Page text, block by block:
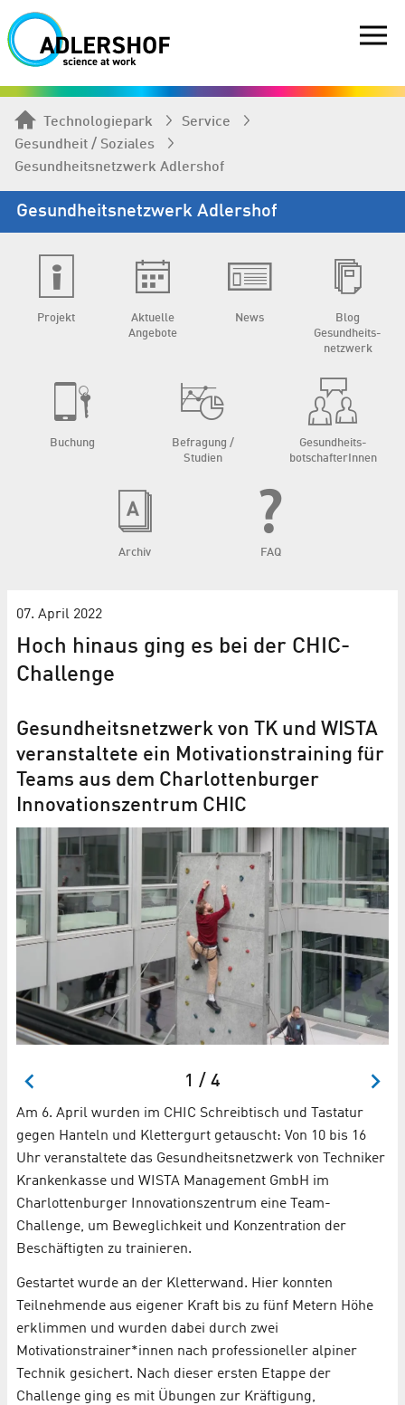
Technologiepark
Service
Gesundheit / Soziales
Gesundheits­netzwerk Adlershof
Gesundheits­netzwerk Adlershof
Projekt
Aktuelle
Angebote
News
Blog
Gesundheits­
netzwerk
Buchung
Befragung /
Studien
Gesundheits­
botschafterInnen
Archiv FAQ
07. April 2022
Hoch hinaus ging es bei der CHIC-
Challenge
Gesundheitsnetzwerk von TK und WISTA
veranstaltete ein Motivationstraining für
Teams aus dem Charlottenburger
Innovationszentrum CHIC
1 / 4
Am 6. April wurden im CHIC Schreibtisch und Tastatur
gegen Hanteln und Klettergurt getauscht: Von 10 bis 16
Uhr veranstaltete das Gesundheitsnetzwerk von Techniker
Krankenkasse und WISTA Management GmbH im
Charlottenburger Innovationszentrum eine Team-
Challenge, um Beweglichkeit und Konzentration der
Beschäftigten zu trainieren.
Gestartet wurde an der Kletterwand. Hier konnten
Teilnehmende aus eigener Kraft bis zu fünf Metern Höhe
erklimmen und wurden dabei durch zwei
Motivationstrainer*innen nach professioneller alpiner
Technik gesichert. Nach dieser ersten Etappe der
Challenge ging es mit Übungen zur Kräftigung,